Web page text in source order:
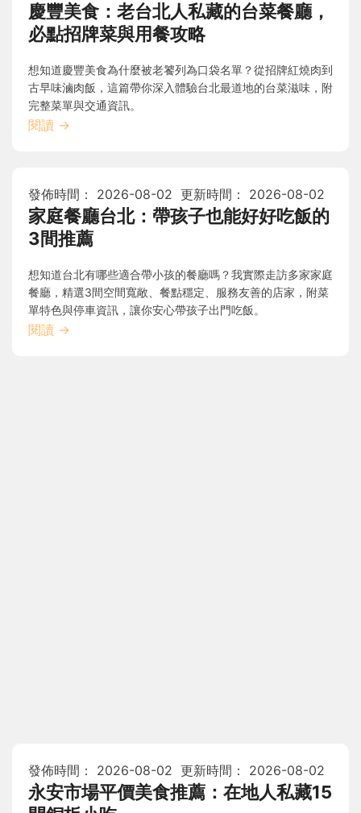
慶豐美食：老台北人私藏的台菜餐廳，
必點招牌菜與用餐攻略
想知道慶豐美食為什麼被老饕列為口袋名單？從招牌紅燒肉到
古早味滷肉飯，這篇帶你深入體驗台北最道地的台菜滋味，附
完整菜單與交通資訊。
閱讀 →
發佈時間： 2026-08-02 更新時間： 2026-08-02
家庭餐廳台北：帶孩子也能好好吃飯的
3間推薦
想知道台北有哪些適合帶小孩的餐廳嗎？我實際走訪多家家庭
餐廳，精選3間空間寬敞、餐點穩定、服務友善的店家，附菜
單特色與停車資訊，讓你安心帶孩子出門吃飯。
閱讀 →
發佈時間： 2026-08-02 更新時間： 2026-08-02
永安市場平價美食推薦：在地人私藏15